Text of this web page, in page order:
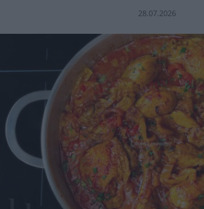
28.07.2026